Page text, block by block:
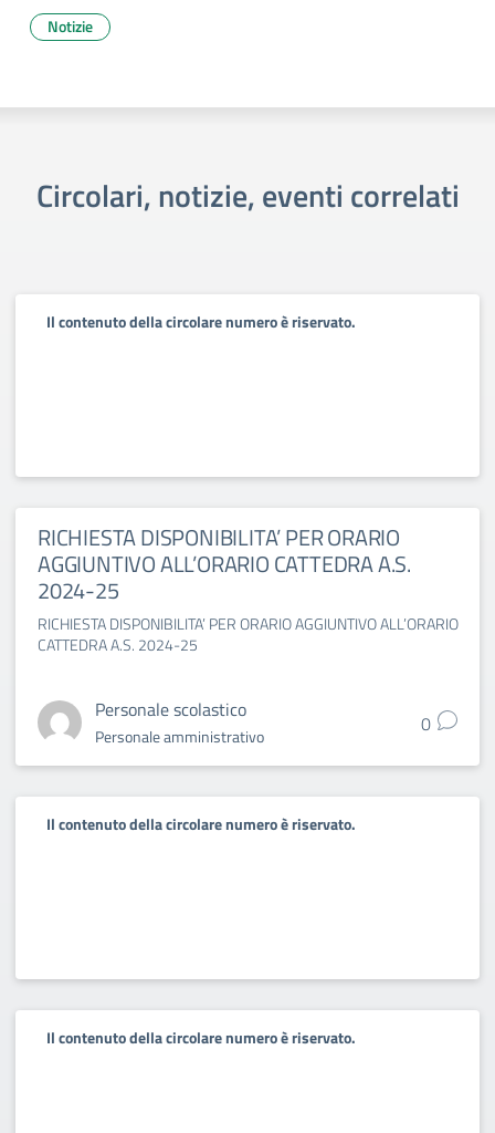
Notizie
Circolari, notizie, eventi correlati
Il contenuto della circolare numero è riservato.
RICHIESTA DISPONIBILITA’ PER ORARIO
AGGIUNTIVO ALL’ORARIO CATTEDRA A.S.
2024-25
RICHIESTA DISPONIBILITA’ PER ORARIO AGGIUNTIVO ALL’ORARIO
CATTEDRA A.S. 2024-25
Personale scolastico
Personale amministrativo 0
Il contenuto della circolare numero è riservato.
Il contenuto della circolare numero è riservato.